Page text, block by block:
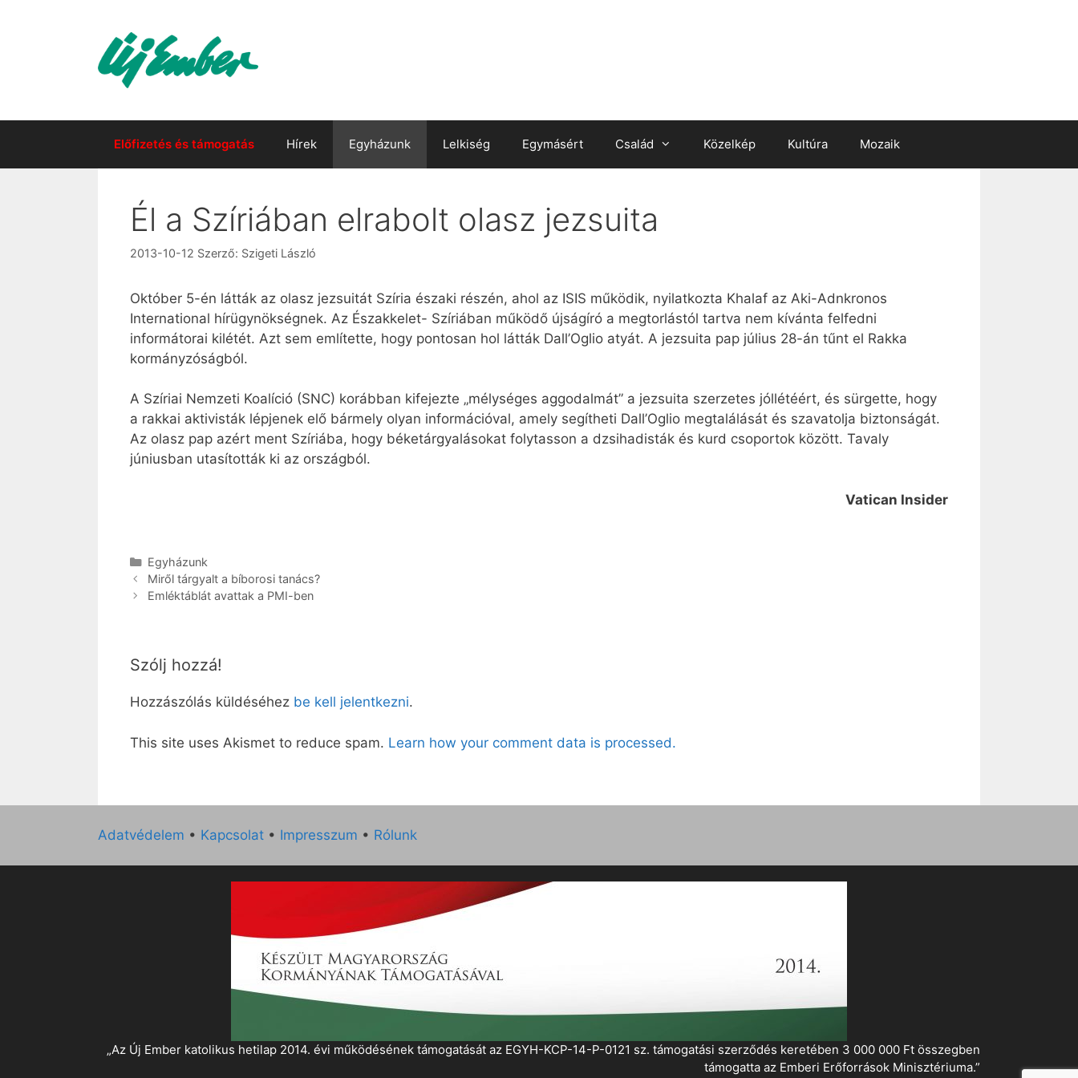
Előfizetés és támogatás Hírek Egyházunk Lelkiség Egymásért Család Közelkép Kultúra Mozaik
Él a Szíriában elrabolt olasz jezsuita
2013-10-12 Szerző: Szigeti László
Október 5-én látták az olasz jezsuitát Szíria északi részén, ahol az ISIS működik, nyilatkozta Khalaf az Aki-Adnkronos
International hírügynökségnek. Az Északkelet- Szíriában működő újságíró a megtorlástól tartva nem kívánta felfedni
informátorai kilétét. Azt sem említette, hogy pontosan hol látták Dall’Oglio atyát. A jezsuita pap július 28-án tűnt el Rakka
kormányzóságból.
A Szíriai Nemzeti Koalíció (SNC) korábban kifejezte „mélységes aggodalmát” a jezsuita szerzetes jóllétéért, és sürgette, hogy
a rakkai aktivisták lépjenek elő bármely olyan információval, amely segítheti Dall’Oglio megtalálását és szavatolja biztonságát.
Az olasz pap azért ment Szíriába, hogy béketárgyalásokat folytasson a dzsihadisták és kurd csoportok között. Tavaly
júniusban utasították ki az országból.
Vatican Insider
Kategória
Egyházunk
Miről tárgyalt a bíborosi tanács?
Emléktáblát avattak a PMI-ben
Szólj hozzá!
Hozzászólás küldéséhez be kell jelentkezni.
This site uses Akismet to reduce spam. Learn how your comment data is processed.
Adatvédelem • Kapcsolat • Impresszum • Rólunk
„Az Új Ember katolikus hetilap 2014. évi működésének támogatását az EGYH-KCP-14-P-0121 sz. támogatási szerződés keretében 3 000 000 Ft összegben
támogatta az Emberi Erőforrások Minisztériuma.”